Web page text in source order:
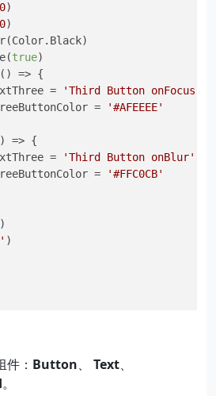
)
)
true)
=> {
=
'Third Button onFocus'
=
'#AFEEEE'
=> {
=
'Third Button onBlur'
=
'#FFC0CB'
)
)
： Button、 Text、
。